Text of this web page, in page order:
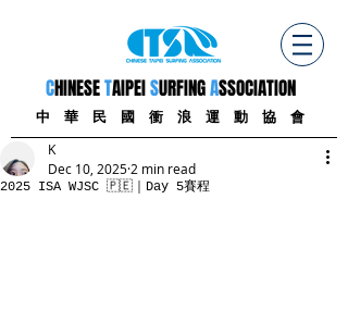
CHINESETAIPEISURFINGASSOCIATION
中 華 民 國 衝 浪 運 動 協 會
2025 ISA WJSC 🇵🇪｜Day 5賽程
K
Dec 10, 2025 2 min read